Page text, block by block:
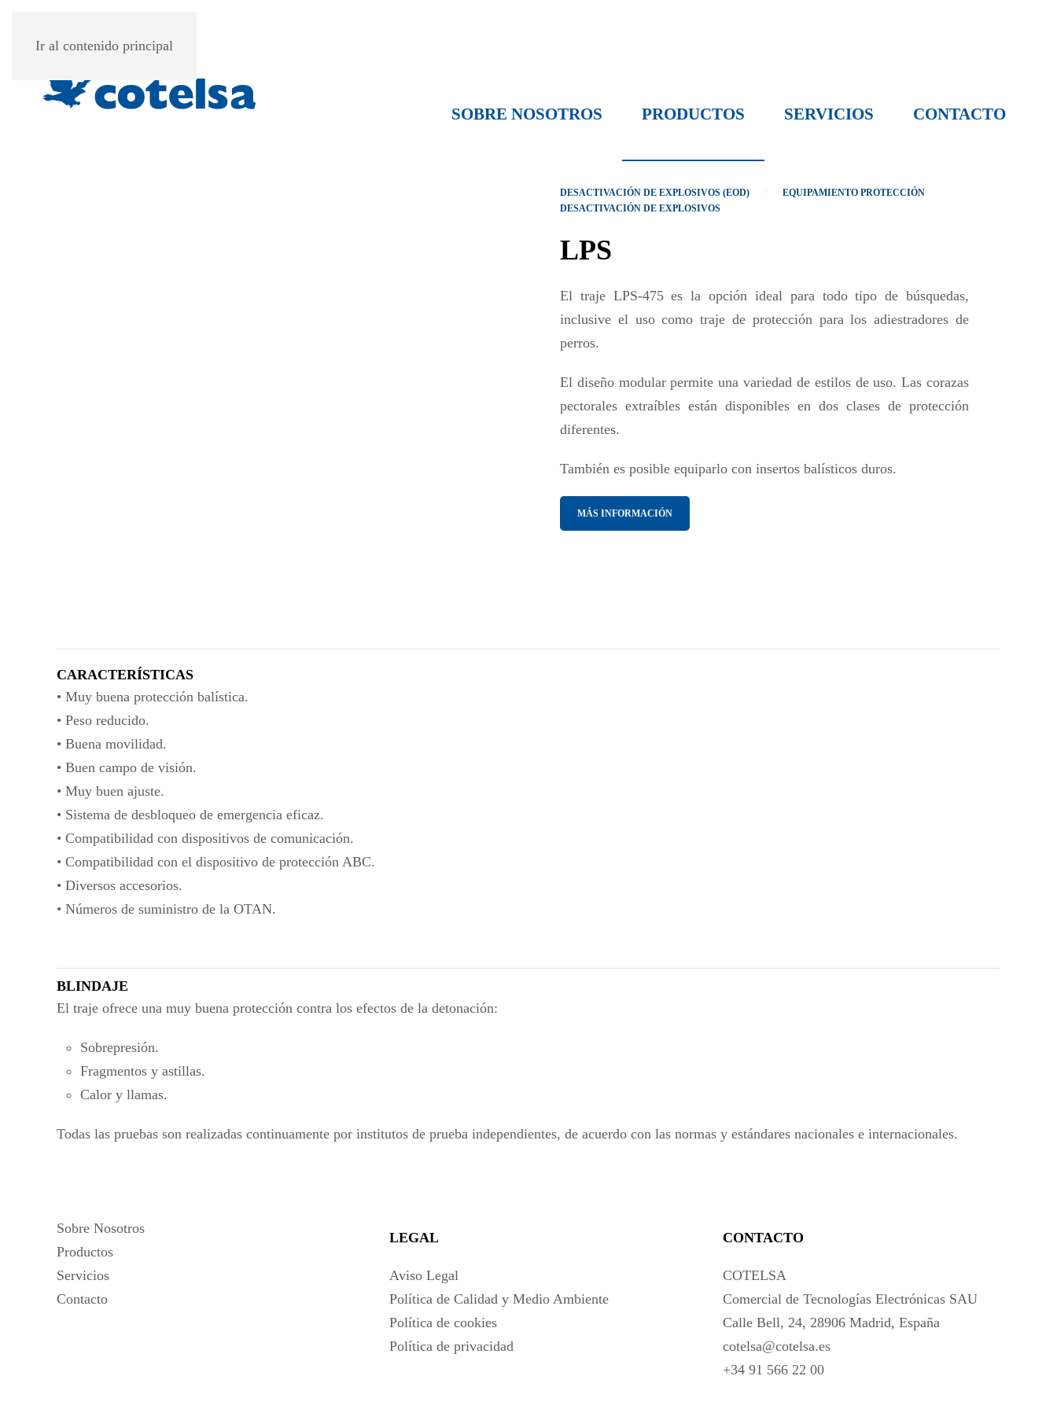
Ir al contenido principal
SOBRE NOSOTROS PRODUCTOS SERVICIOS CONTACTO
DESACTIVACIÓN DE EXPLOSIVOS (EOD)
EQUIPAMIENTO PROTECCIÓN
DESACTIVACIÓN DE EXPLOSIVOS
LPS
El traje LPS-475 es la opción ideal para todo tipo de búsquedas,
inclusive el uso como traje de protección para los adiestradores de
perros.
El diseño modular permite una variedad de estilos de uso. Las corazas
pectorales extraíbles están disponibles en dos clases de protección
diferentes.
También es posible equiparlo con insertos balísticos duros.
MÁS INFORMACIÓN
CARACTERÍSTICAS
• Muy buena protección balística.
• Peso reducido.
• Buena movilidad.
• Buen campo de visión.
• Muy buen ajuste.
• Sistema de desbloqueo de emergencia eficaz.
• Compatibilidad con dispositivos de comunicación.
• Compatibilidad con el dispositivo de protección ABC.
• Diversos accesorios.
• Números de suministro de la OTAN.
BLINDAJE
El traje ofrece una muy buena protección contra los efectos de la detonación:
Sobrepresión.
Fragmentos y astillas.
Calor y llamas.
Todas las pruebas son realizadas continuamente por institutos de prueba independientes, de acuerdo con las normas y estándares nacionales e internacionales.
Sobre Nosotros
Productos
Servicios
Contacto
LEGAL
Aviso Legal
Política de Calidad y Medio Ambiente
Política de cookies
Política de privacidad
CONTACTO
COTELSA
Comercial de Tecnologías Electrónicas SAU
Calle Bell, 24, 28906 Madrid, España
cotelsa@cotelsa.es
+34 91 566 22 00